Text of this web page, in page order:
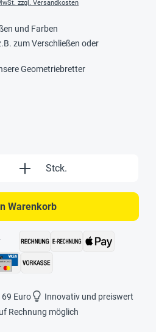
zzgl. Versandkosten
und Farben
zum Verschließen oder
Geometriebretter
den gewünschten
Stck.
Warenkorb
Euro
Innovativ und preiswert
Rechnung möglich